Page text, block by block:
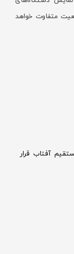
در تصویر تا 20% با واقعیت متفاوت خواهد
آفتاب قرار